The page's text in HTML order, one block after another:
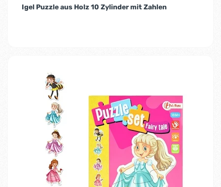
Igel Puzzle aus Holz 10 Zylinder mit Zahlen